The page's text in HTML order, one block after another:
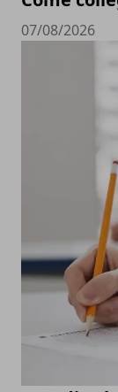
07/08/2026